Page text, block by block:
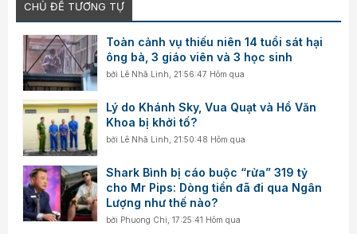
CHỦ ĐỀ TƯƠNG TỰ
Toàn cảnh vụ thiếu niên 14 tuổi sát hại
ông bà, 3 giáo viên và 3 học sinh
bởi Lê Nhã Linh ,21:56:47 Hôm qua
Lý do Khánh Sky, Vua Quạt và Hồ Văn
Khoa bị khởi tố?
bởi Lê Nhã Linh ,21:50:48 Hôm qua
Shark Bình bị cáo buộc “rửa” 319 tỷ
cho Mr Pips: Dòng tiền đã đi qua Ngân
Lượng như thế nào?
bởi Phuong Chi ,17:25:41 Hôm qua